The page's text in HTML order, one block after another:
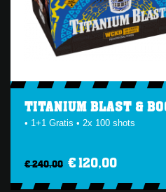
TITANIUM BLAST &
• 1+1 Gratis • 2x 100 shots
€ 240,00 € 120,00